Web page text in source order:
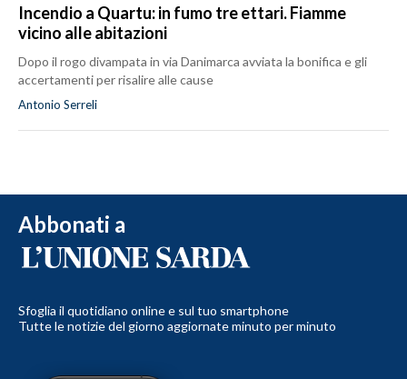
Incendio a Quartu: in fumo tre ettari. Fiamme
vicino alle abitazioni
Dopo il rogo divampata in via Danimarca avviata la bonifica e gli
accertamenti per risalire alle cause
Antonio Serreli
Abbonati a
Sfoglia il quotidiano online e sul tuo smartphone
Tutte le notizie del giorno aggiornate minuto per minuto